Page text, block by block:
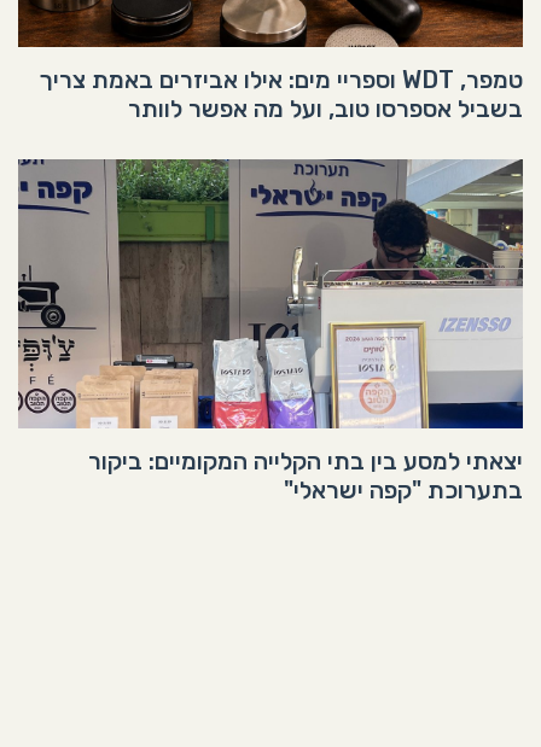
טמפר, WDT וספריי מים: אילו אביזרים באמת צריך
בשביל אספרסו טוב, ועל מה אפשר לוותר
יצאתי למסע בין בתי הקלייה המקומיים: ביקור
בתערוכת "קפה ישראלי"